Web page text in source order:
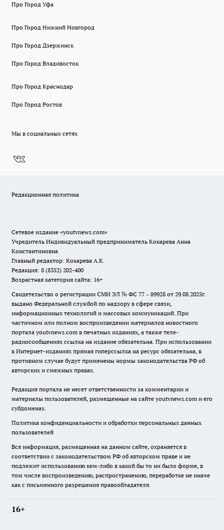
Про Город Уфа
Про Город Нижний Новгород
Про Город Дзержинск
Про Город Владивосток
Про Город Краснодар
Про Город Ростов
Мы в социальных сетях
Редакционная политика
Сетевое издание «youtvnews.com»
Учредитель Индивидуальный предприниматель Кокарева Анна
Константиновна
Главный редактор: Кокарева А.К.
Редакция: 8 (8352) 202-400
Возрастная категория сайта: 16+
Свидетельство о регистрации СМИ ЭЛ № ФС 77 – 89928 от 29.08.2025г.
выдано Федеральной службой по надзору в сфере связи,
информационных технологий и массовых коммуникаций. При
частичном или полном воспроизведении материалов новостного
портала youtvnews.com в печатных изданиях, а также теле-
радиосообщениях ссылка на издание обязательна. При использовании
в Интернет-изданиях прямая гиперссылка на ресурс обязательна, в
противном случае будут применены нормы законодательства РФ об
авторских и смежных правах.
Редакция портала не несет ответственности за комментарии и
материалы пользователей, размещенные на сайте youtvnews.com и его
субдоменах.
Политика конфиденциальности и обработки персональных данных
пользователей
Вся информация, размещенная на данном сайте, охраняется в
соответствии с законодательством РФ об авторском праве и не
подлежит использованию кем-либо в какой бы то ни было форме, в
том числе воспроизведению, распространению, переработке не иначе
как с письменного разрешения правообладателя.
16+